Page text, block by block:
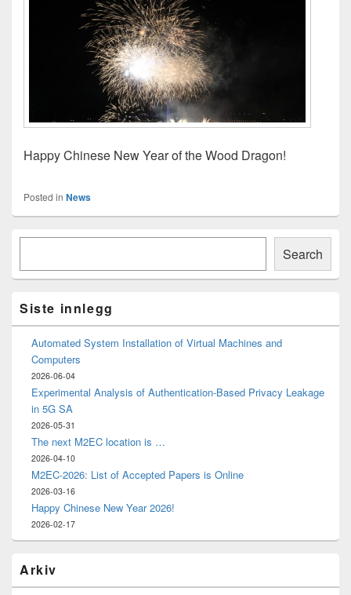
Happy Chinese New Year of the Wood Dragon!
Posted in News
Primary
Area
Search
Siste innlegg
Automated System Installation of Virtual Machines and
Computers
2026-06-04
Experimental Analysis of Authentication-Based Privacy Leakage
in 5G SA
2026-05-31
The next M2EC location is …
2026-04-10
M2EC-2026: List of Accepted Papers is Online
2026-03-16
Happy Chinese New Year 2026!
2026-02-17
Arkiv